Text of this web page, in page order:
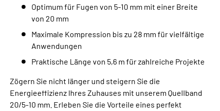
Optimum für Fugen von 5-10 mm mit einer Breite
von 20 mm
Maximale Kompression bis zu 28 mm für vielfältige
Anwendungen
Praktische Länge von 5,6 m für zahlreiche Projekte
Zögern Sie nicht länger und steigern Sie die
Energieeffizienz Ihres Zuhauses mit unserem Quellband
20/5-10 mm. Erleben Sie die Vorteile eines perfekt